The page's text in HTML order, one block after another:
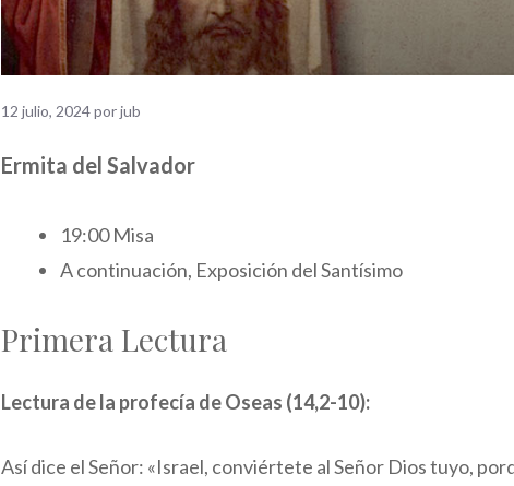
12 julio, 2024porjub
Ermita del Salvador
19:00 Misa
A continuación, Exposición del Santísimo
Primera Lectura
Lectura de la profecía de Oseas (14,2-10):
Así dice el Señor: «Israel, conviértete al Señor Dios tuyo,